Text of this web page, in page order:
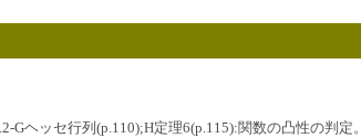
Gヘッセ行列(p.110);H定理6(p.115):関数の凸性の判定。